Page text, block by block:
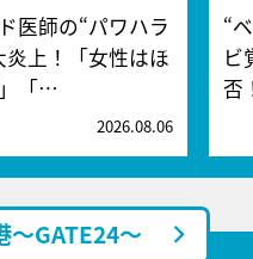
医師の“パワハラ
炎上！「女性はほ
「…
2026.08.06
“
ビ
否
～GATE24～